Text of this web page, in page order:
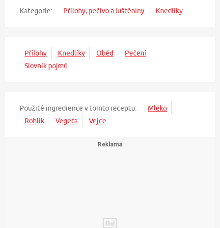
Kategorie: Přílohy, pečivo a luštěniny Knedlíky
Přílohy Knedlíky Oběd
Pečení
Slovník pojmů
Použité ingredience v tomto receptu:
Mléko
Rohlík
Vegeta Vejce